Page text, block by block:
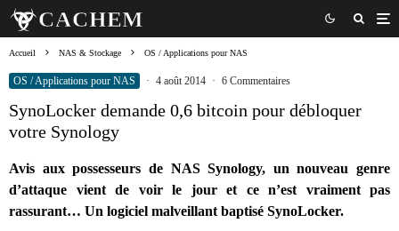
Accueil NAS & Stockage OS / Applications pour NAS
OS / Applications pour NAS · 4 août 2014 · 6 Commentaires
SynoLocker demande 0,6 bitcoin pour débloquer
votre Synology
Avis aux possesseurs de NAS Synology, un nouveau genre
d’attaque vient de voir le jour et ce n’est vraiment pas
rassurant… Un logiciel malveillant baptisé SynoLocker.